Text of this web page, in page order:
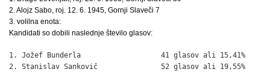
2. Alojz Sabo, roj. 12. 6. 1945, Gornji Slaveči 7
3. volilna enota:
Kandidati so dobili naslednje število glasov:
1. Jožef Bunderla                   41 glasov ali 15,41%
2. Stanislav Sankovič               52 glasov ali 19,55%